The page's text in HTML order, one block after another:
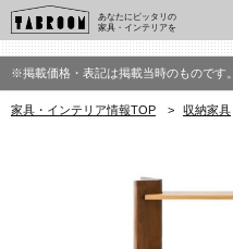
あなたにピッタリの
家具・インテリアを
※掲載価格・表記は掲載当時のものです。
家具・インテリア情報TOP > 収納家具